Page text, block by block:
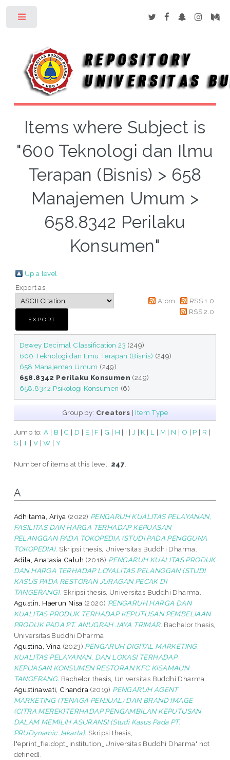
Items where Subject is
"600 Teknologi dan Ilmu
Terapan (Bisnis) > 658
Manajemen Umum >
658.8342 Perilaku
Konsumen"
Up a level
Export as
Atom
RSS 1.0
RSS 2.0
Dewey Decimal Classification 23 (249)
600 Teknologi dan Ilmu Terapan (Bisnis) (249)
658 Manajemen Umum (249)
658.8342 Perilaku Konsumen (249)
658.8342 Psikologi Konsumen (6)
Group by: Creators | Item Type
Jump to:A | B | C | D | E | F | G | H | I | J | K | L | M | N | O | P | R |
S |T | V |W |Y
Number of items at this level: 247
A
Adhitama, Ariya (2022) PENGARUH KUALITAS PELAYANAN,
FASILITAS DAN HARGA TERHADAP KEPUASAN
PELANGGAN PADA TOKOPEDIA (STUDI PADA PENGGUNA
TOKOPEDIA). Skripsi thesis, Universitas Buddhi Dharma.
Adila, Anatasia Galuh (2018) PENGARUH KUALITAS PRODUK
DAN HARGA TERHADAP LOYALITAS PELANGGAN (STUDI
KASUS PADA RESTORAN JURAGAN PECAK DI
TANGERANG). Skripsi thesis, Universitas Buddhi Dharma.
Agustin, Haerun Nisa (2020) PENGARUH HARGA DAN
KUALITAS PRODUK TERHADAP KEPUTUSAN PEMBELIAAN
PRODUK PADA PT. ANUGRAH JAYA TRIMAR. Bachelor thesis,
Universitas Buddhi Dharma.
Agustina, Vina (2023) PENGARUH DIGITAL MARKETING,
KUALITAS PELAYANAN, DAN LOKASI TERHADAP
KEPUASAN KONSUMEN RESTORAN KFC KISAMAUN
TANGERANG. Bachelor thesis, Universitas Buddhi Dharma.
Agustinawati, Chandra (2019) PENGARUH AGENT
MARKETING (TENAGA PENJUAL) DAN BRAND IMAGE
(CITRA MEREK)TERHADAP PENGAMBILAN KEPUTUSAN
DALAM MEMILIH ASURANSI (Studi Kasus Pada PT.
PRUDynamic Jakarta). Skripsi thesis,
["eprint_fieldopt_institution_Universitas Buddhi Dharma" not
defined].